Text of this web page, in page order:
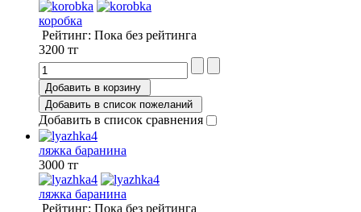
коробка
Рейтинг: Пока без рейтинга
3200 тг
Добавить в корзину
Добавить в список пожеланий
Добавить в список сравнения
ляжка баранина
3000 тг
ляжка баранина
Рейтинг: Пока без рейтинга